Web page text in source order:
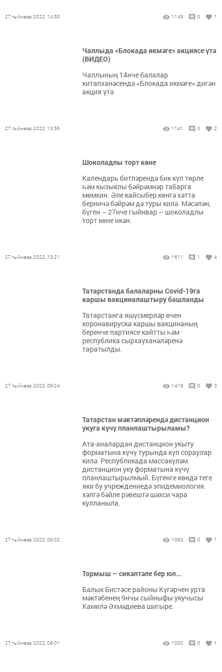
27 гыйнвар 2022, 14:50 1146 0 1
Чаллыда «Блокада икмәге» акциясе үтә
(ВИДЕО)
Чаллының 14нче балалар
китапханәсендә «Блокада икмәге» дигән
акция үтә.
27 гыйнвар 2022, 13:56 1141 0 2
Шоколадлы торт көне
Календарь битләрендә бик күп төрле
һәм кызыклы бәйрәмнәр табарга
мөмкин. Әле кайсыбер көнгә хәтта
берничә бәйрәм дә туры килә. Мәсәлән,
бүген – 27нче гыйнвар – шоколадлы
торт көне икән.
27 гыйнвар 2022, 13:21 1611 1 4
Татарстанда балаларны Covid-19га
каршы вакциналаштыру башланды
Татарстанга яшүсмерләр өчен
коронавируска каршы вакцинаның
беренче партиясе кайтты һәм
республика сырхауханәләренә
таратылды.
27 гыйнвар 2022, 09:24 1419 0 0
Татарстан мәктәпләрендә дистанцион
укуга күчү планлаштырыламы?
Ата-аналардан дистанцион укыту
форматына күчү турында күп сораулар
килә. Республикада массакүләм
дистанцион уку форматына күчү
планлаштырылмый. Бүгенге көндә теге
яки бу учреждениедә эпидемиологик
хәлгә бәйле рәвештә шәхси чара
кулланыла.
27 гыйнвар 2022, 09:02 1062 0 1
Тормыш – сикәлтәле бер юл...
Балык Бистәсе районы Күгәрчен урта
мәктәбенең 9нчы сыйныфы укучысы
Камилә Әхмәдиева шигыре.
27 гыйнвар 2022, 08:01 1000 0 1